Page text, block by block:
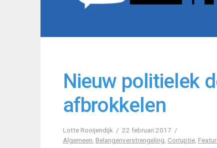
Nieuw politielek
afbrokkelen
Lotte Rooijendijk
22 februari 2017
Algemeen Belangenverstrengeling Corruptie,